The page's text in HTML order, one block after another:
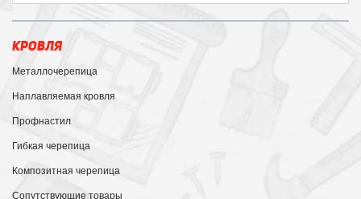
КРОВЛЯ
Металлочерепица
Наплавляемая кровля
Профнастил
Гибкая черепица
Композитная черепица
Сопутствующие товары